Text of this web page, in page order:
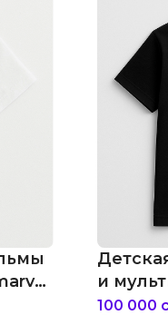
и
100 000